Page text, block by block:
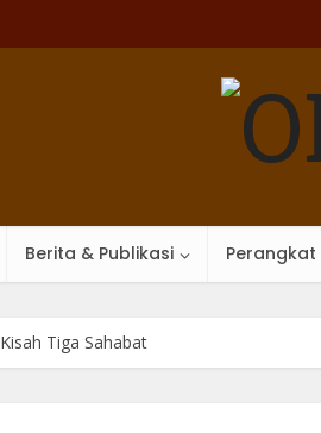
Berita & Publikasi Perangkat
Kisah Tiga Sahabat